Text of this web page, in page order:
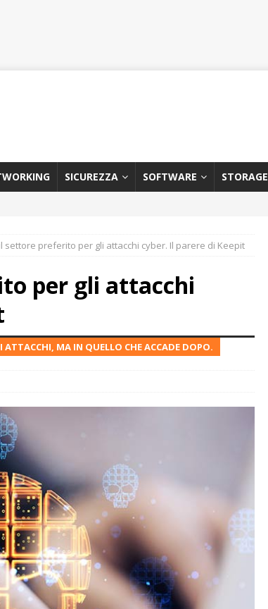
SICUREZZA SOFTWARE STORAGE
settore preferito per gli attacchi cyber. Il parere di Keepit
per gli attacchi
MA IN QUELLO CHE ACCADE DOPO.